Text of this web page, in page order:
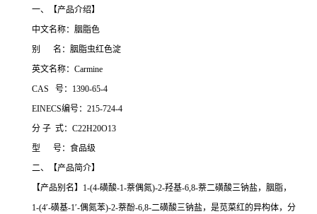
一、【产品介绍】
中文名称：胭脂色
别 名：胭脂虫红色淀
英文名称：Carmine
CAS 号：1390-65-4
EINECS编号：215-724-4
分 子 式：C22H20O13
型 号：食品级
二、【产品简介】
【产品别名】1-(4-磺酸-1-萘偶氮)-2-羟基-6,8-萘二磺酸三钠盐，胭脂，
1-(4′-磺基-1′-偶氮苯)-2-萘酚-6,8-二磺酸三钠盐，是苋菜红的异构体，分